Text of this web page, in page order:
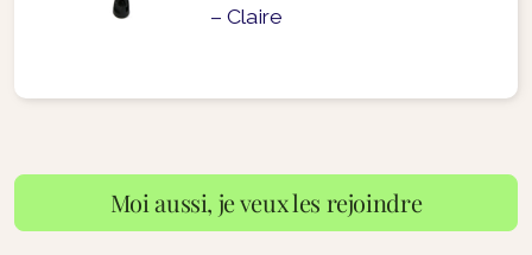
– Claire
Moi aussi, je veux les rejoindre